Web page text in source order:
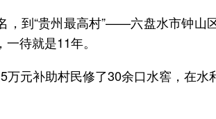
到“贵州最高村”——六盘水市钟山
待就是11年。
元补助村民修了30余口水窖，在